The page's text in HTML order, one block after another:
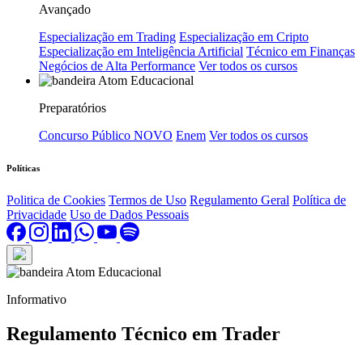
Avançado
Especialização em Trading Especialização em Cripto
Especialização em Inteligência Artificial Técnico em Finanças
Negócios de Alta Performance Ver todos os cursos
Preparatórios
Concurso Público NOVO Enem Ver todos os cursos
Políticas
Politica de Cookies Termos de Uso Regulamento Geral Política de
Privacidade Uso de Dados Pessoais
Informativo
Regulamento Técnico em Trader